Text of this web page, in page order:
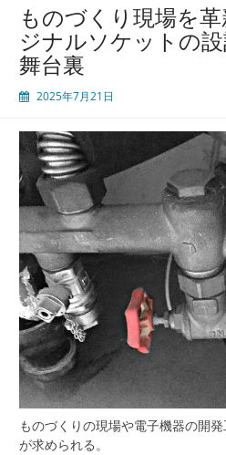
革
新
す
る
オ
ジ
ナ
ル
ソ
ケ
ッ
ト
の
現
場
適
応
力
と
未
来
展
ものづくり現場を
ジナルソケットの
舞台裏
2025年7月21日
ものづくりの現場や電子機器の開
が求められる。